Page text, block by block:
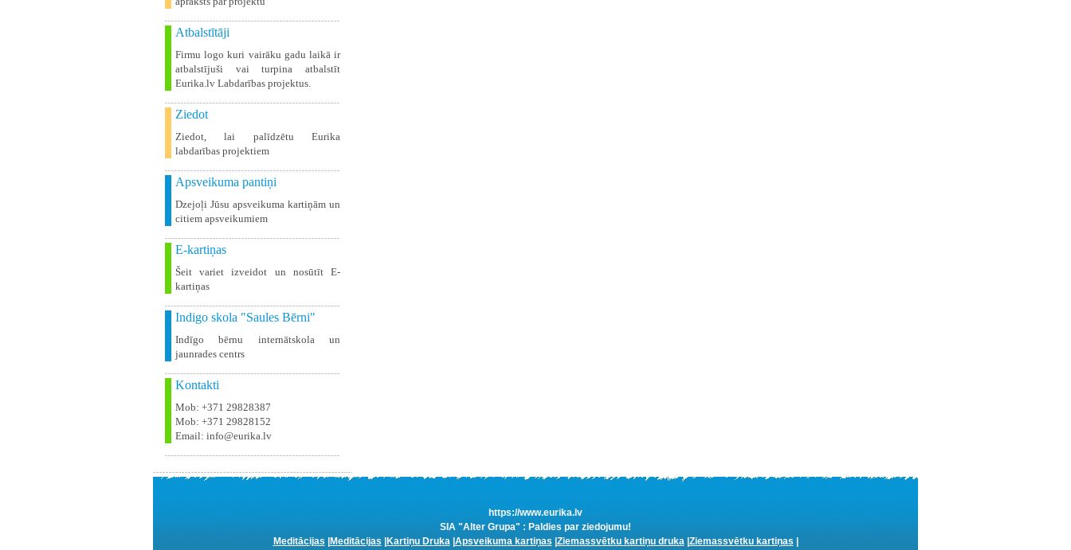
Atbalstītāji
Firmu logo kuri vairāku gadu laikā ir
atbalstījuši vai turpina atbalstīt
Eurika.lv Labdarības projektus.
Ziedot
Ziedot, lai palīdzētu Eurika
labdarības projektiem
Apsveikuma pantiņi
Dzejoļi Jūsu apsveikuma kartiņām un
citiem apsveikumiem
E-kartiņas
Šeit variet izveidot un nosūtīt E-
kartiņas
Indigo skola "Saules Bērni"
Indīgo bērnu internātskola un
jaunrades centrs
Kontakti
Mob: +371 29828387
Mob: +371 29828152
Email: info@eurika.lv
https://www.eurika.lv
SIA "Alter Grupa" : Paldies par ziedojumu!
Meditācijas
Meditācijas Kartiņu Druka| Apsveikuma kartiņas Ziemassvētku kartiņu druka| Ziemassvētku kartiņas